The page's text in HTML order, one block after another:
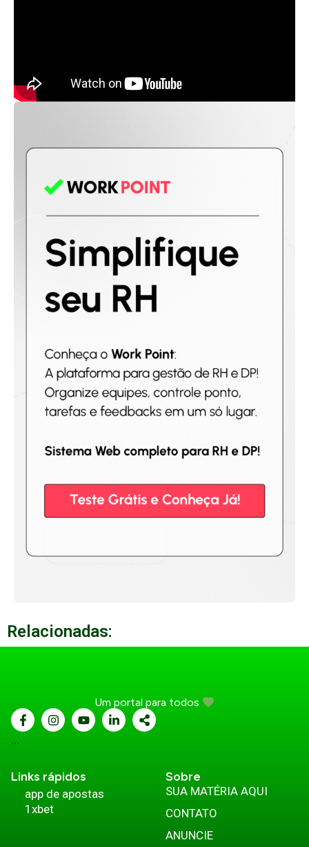
Relacionadas:
Um portal para todos
...
Links rápidos
app de apostas
1xbet
Sobre
SUA MATÉRIA AQUI
CONTATO
ANUNCIE